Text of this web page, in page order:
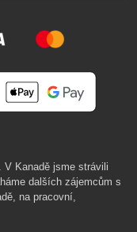
Kanadě jsme strávili
dalších zájemcům s
na pracovní,